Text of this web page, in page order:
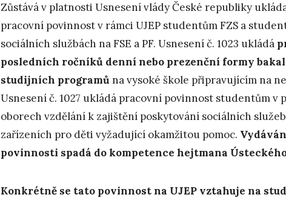
Zůstává v platnosti Usnesení vlády České republiky
pracovní povinnost v rámci UJEP studentům FZS a
sociálních službách na FSE a PF. Usnesení č. 1023 ukládá
posledních ročníků denní nebo prezenční formy
studijních programů na vysoké škole připravujícím na
Usnesení č. 1027 ukládá pracovní povinnost studentům
oborech vzdělání k zajištění poskytování sociálních
zařízeních pro děti vyžadující okamžitou pomoc.
povinnosti spadá do kompetence hejtmana
Konkrétně se tato povinnost na UJEP vztahuje na